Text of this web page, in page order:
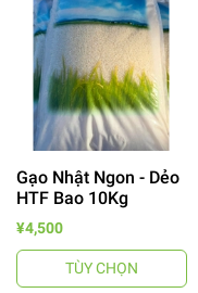
Gạo Nhật Ngon - Dẻo
HTF Bao 10Kg
¥4,500
TÙY CHỌN